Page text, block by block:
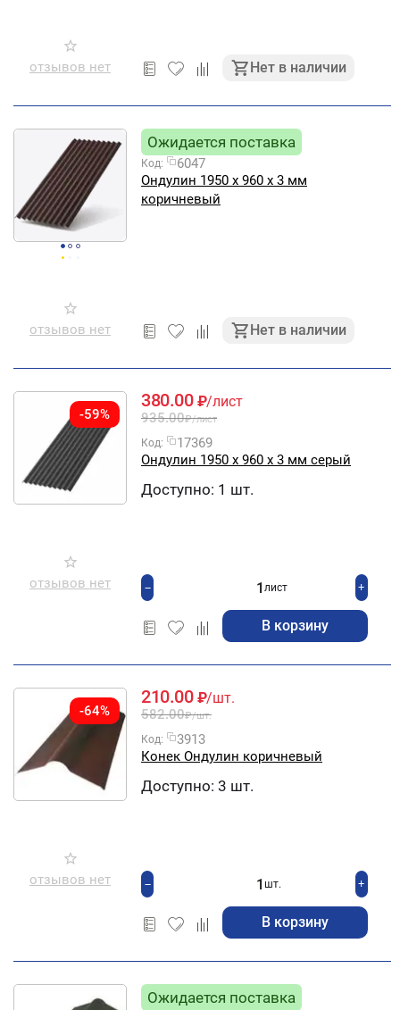
отзывов нет Нет в наличии
отзывов нет
Ожидается поставка
Код:
6047
Ондулин 1950 х 960 х 3 мм
коричневый
Нет в наличии
-59%
отзывов нет
380.00 ₽/лист
935.00₽/лист
Код:
17369
Ондулин 1950 х 960 х 3 мм серый
Доступно: 1 шт.
+
лист
−
В корзину
-64%
отзывов нет
210.00 ₽/шт.
582.00₽/шт.
Код:
3913
Конек Ондулин коричневый
Доступно: 3 шт.
+
шт.
−
В корзину
Ожидается поставка